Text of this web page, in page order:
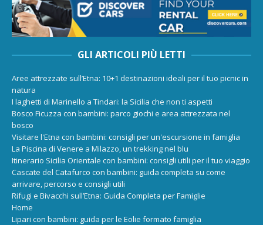
GLI ARTICOLI PIÙ LETTI
Aree attrezzate sull’Etna: 10+1 destinazioni ideali per il tuo picnic in
natura
I laghetti di Marinello a Tindari: la Sicilia che non ti aspetti
Bosco Ficuzza con bambini: parco giochi e area attrezzata nel
bosco
Visitare l'Etna con bambini: consigli per un'escursione in famiglia
La Piscina di Venere a Milazzo, un trekking nel blu
Itinerario Sicilia Orientale con bambini: consigli utili per il tuo viaggio
Cascate del Catafurco con bambini: guida completa su come
arrivare, percorso e consigli utili
Rifugi e Bivacchi sull’Etna: Guida Completa per Famiglie
Home
Lipari con bambini: guida per le Eolie formato famiglia